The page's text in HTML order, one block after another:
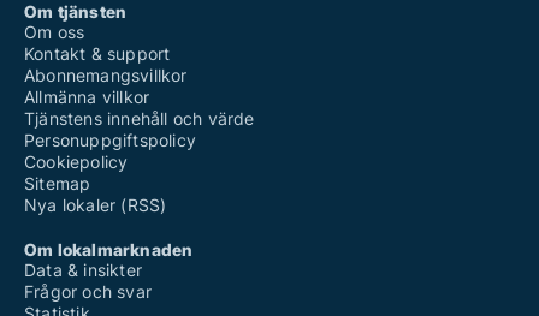
Om tjänsten
Om oss
Kontakt & support
Abonnemangsvillkor
Allmänna villkor
Tjänstens innehåll och värde
Personuppgiftspolicy
Cookiepolicy
Sitemap
Nya lokaler (RSS)
Om lokalmarknaden
Data & insikter
Frågor och svar